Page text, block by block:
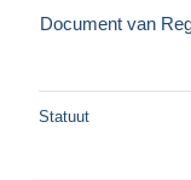
Document van
Statuut